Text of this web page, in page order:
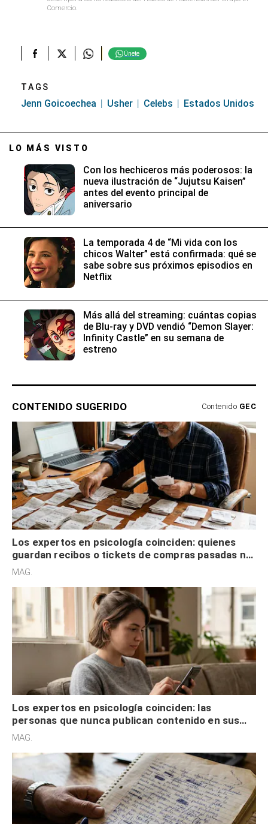
Comercio.
Únete
TAGS
Jenn Goicoechea Usher Celebs Estados Unidos
LO MÁS VISTO
Con los hechiceros más poderosos: la
nueva ilustración de “Jujutsu Kaisen”
antes del evento principal de
aniversario
La temporada 4 de “Mi vida con los
chicos Walter” está confirmada: qué se
sabe sobre sus próximos episodios en
Netflix
Más allá del streaming: cuántas copias
de Blu-ray y DVD vendió “Demon Slayer:
Infinity Castle” en su semana de
estreno
CONTENIDO SUGERIDO Contenido GEC
Los expertos en psicología coinciden: quienes
guardan recibos o tickets de compras pasadas no
son acumuladores, sino que tienen necesidad de
MAG.
Los expertos en psicología coinciden: las
personas que nunca publican contenido en sus
redes sociales no pretenden buscar validación
MAG.